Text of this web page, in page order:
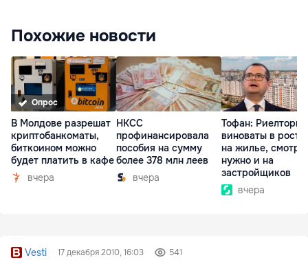
Похожие новости
Опрос
В Молдове разрешат
криптобанкоматы,
биткоином можно
будет платить в кафе
вчера
НКСС
профинансировала
пособия на сумму
более 378 млн леев
вчера
Тофан: Риелторы
виноваты в росте
на жилье,
нужно и на
застройщиков
вчера
Vesti 17 декабря 2010, 16:03 541